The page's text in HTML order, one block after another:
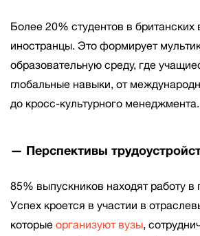
Более 20% студентов в британских
иностранцы. Это формирует
образовательную среду, где
глобальные навыки, от
до кросс-культурного менеджмента.
— Перспективы
85% выпускников находят работу в
Успех кроется в участии в
которыеорганизуют вузы,